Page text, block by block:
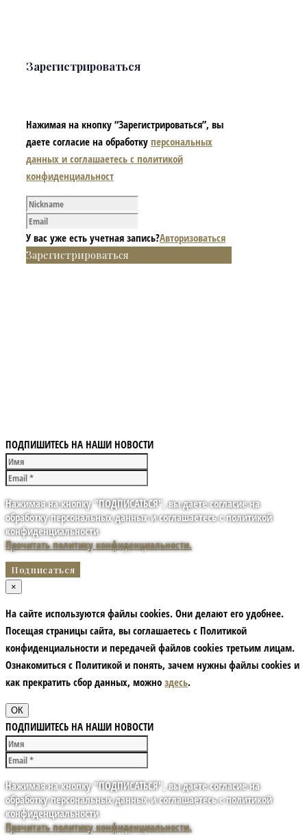
Зарегистрироваться
Нажимая на кнопку “Зарегистрироваться”, вы
даете согласие на обработку персональных
данных и соглашаетесь с политикой
конфиденциальност
У вас уже есть учетная запись?Авторизоваться
Зарегистрироваться
ПОДПИШИТЕСЬ НА НАШИ НОВОСТИ
Нажимая на кнопку "ПОДПИСАТЬСЯ", вы даете согласие на
обработку персональных данных и соглашаетесь с политикой
конфиденциальности
Прочитать политику конфиденциальности.
×
На сайте используются файлы cookies. Они делают его удобнее.
Посещая страницы сайта, вы соглашаетесь с Политикой
конфиденциальности и передачей файлов cookies третьим лицам.
Ознакомиться с Политикой и понять, зачем нужны файлы сookies и
как прекратить сбор данных, можно здесь.
ОК
ПОДПИШИТЕСЬ НА НАШИ НОВОСТИ
Нажимая на кнопку "ПОДПИСАТЬСЯ", вы даете согласие на
обработку персональных данных и соглашаетесь с политикой
конфиденциальности
Прочитать политику конфиденциальности.